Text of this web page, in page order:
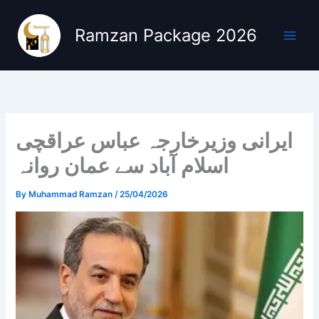
content
Ramzan Package 2026
ایرانی وزیرخارجہ عباس عراقچی
اسلام آباد سے عمان روانہ
By Muhammad Ramzan/25/04/2026